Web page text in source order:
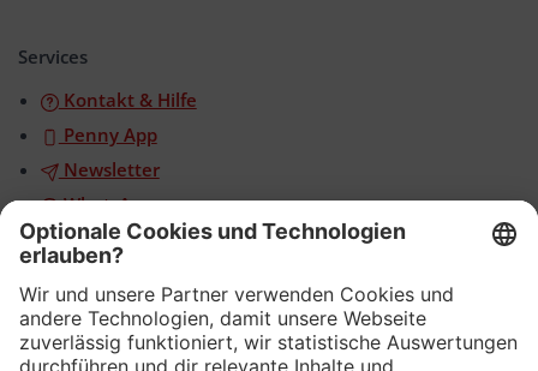
Services
Kontakt & Hilfe
Penny App
Newsletter
WhatsApp
App